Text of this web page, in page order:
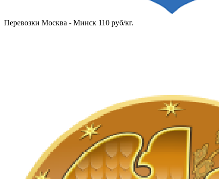
Перевозки Москва - Минск 110 руб/кг.